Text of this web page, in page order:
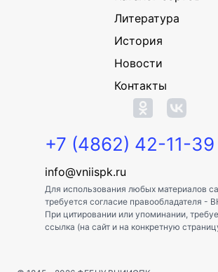
Литература
История
Новости
Контакты
+7 (4862) 42-11-39
info@vniispk.ru
Для использования любых материалов
требуется согласие правообладателя -
При цитировании или упоминании,
ссылка (на сайт и на конкретную